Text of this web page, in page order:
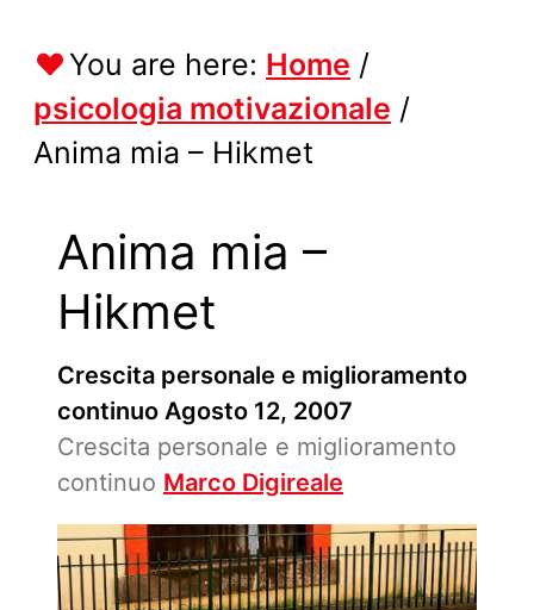
You are here: Home /
psicologia motivazionale /
Anima mia – Hikmet
Anima mia –
Hikmet
Crescita personale e miglioramento
continuo Agosto 12, 2007
Crescita personale e miglioramento
continuo Marco Digireale